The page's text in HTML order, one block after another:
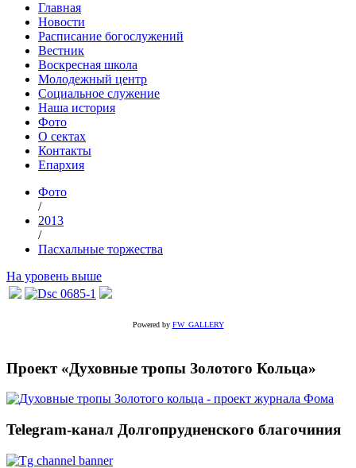
Главная
Новости
Расписание богослужений
Вестник
Воскресная школа
Молодежный центр
Социальное служение
Наша история
Фото
О сектах
Контакты
Епархия
Фото
/
2013
/
Пасхальные торжества
На уровень выше
Powered by FW_GALLERY
Проект «Духовные тропы Золотого Кольца»
Telegram-канал Долгопрудненского благочиния